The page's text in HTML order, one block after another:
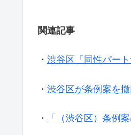
関連記事
・ 渋谷区「同性パー
・ 渋谷区が条例案を
・ 「（渋谷区）条例